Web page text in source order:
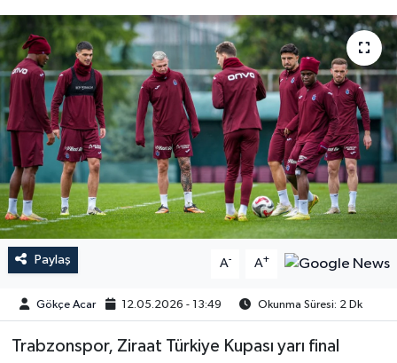
Paylaş A- A+
Gökçe Acar 12.05.2026 - 13:49 Okunma Süresi: 2 Dk
Trabzonspor, Ziraat Türkiye Kupası yarı final